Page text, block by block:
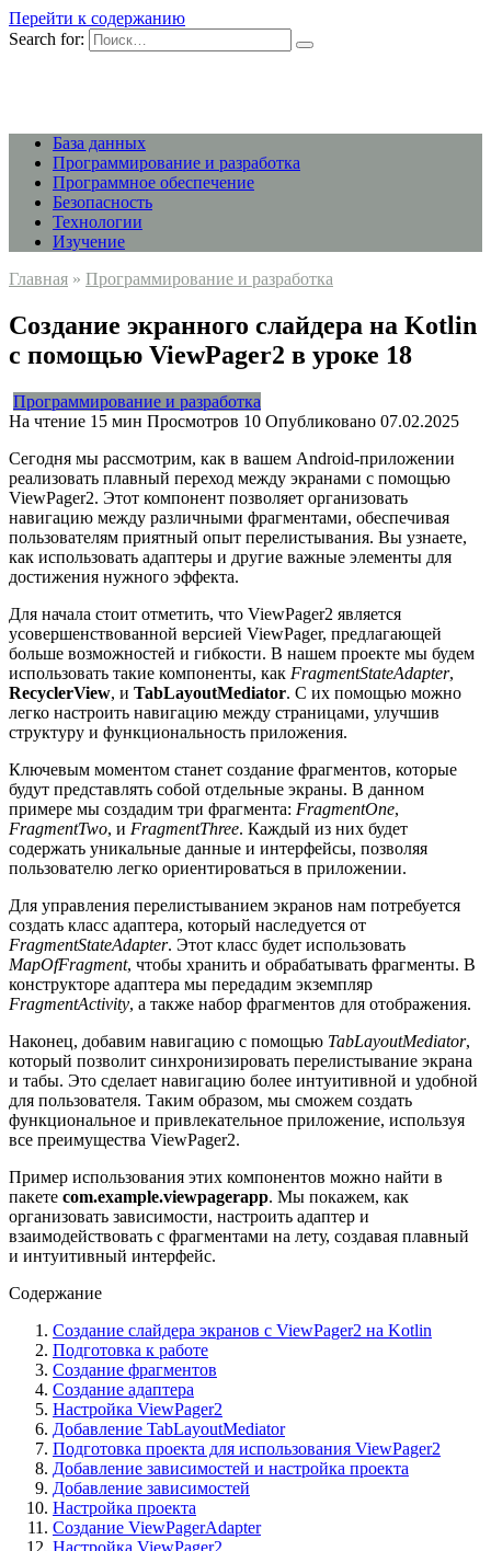
Перейти к содержанию
Search for:
База данных
Программирование и разработка
Программное обеспечение
Безопасность
Технологии
Изучение
Главная » Программирование и разработка
Создание экранного слайдера на Kotlin
с помощью ViewPager2 в уроке 18
Программирование и разработка
На чтение 15 мин Просмотров 10 Опубликовано 07.02.2025
Сегодня мы рассмотрим, как в вашем Android-приложении
реализовать плавный переход между экранами с помощью
ViewPager2. Этот компонент позволяет организовать
навигацию между различными фрагментами, обеспечивая
пользователям приятный опыт перелистывания. Вы узнаете,
как использовать адаптеры и другие важные элементы для
достижения нужного эффекта.
Для начала стоит отметить, что ViewPager2 является
усовершенствованной версией ViewPager, предлагающей
больше возможностей и гибкости. В нашем проекте мы будем
использовать такие компоненты, как FragmentStateAdapter,
RecyclerView, и TabLayoutMediator. С их помощью можно
легко настроить навигацию между страницами, улучшив
структуру и функциональность приложения.
Ключевым моментом станет создание фрагментов, которые
будут представлять собой отдельные экраны. В данном
примере мы создадим три фрагмента: FragmentOne,
FragmentTwo, и FragmentThree. Каждый из них будет
содержать уникальные данные и интерфейсы, позволяя
пользователю легко ориентироваться в приложении.
Для управления перелистыванием экранов нам потребуется
создать класс адаптера, который наследуется от
FragmentStateAdapter. Этот класс будет использовать
MapOfFragment, чтобы хранить и обрабатывать фрагменты. В
конструкторе адаптера мы передадим экземпляр
FragmentActivity, а также набор фрагментов для отображения.
Наконец, добавим навигацию с помощью TabLayoutMediator,
который позволит синхронизировать перелистывание экрана
и табы. Это сделает навигацию более интуитивной и удобной
для пользователя. Таким образом, мы сможем создать
функциональное и привлекательное приложение, используя
все преимущества ViewPager2.
Пример использования этих компонентов можно найти в
пакете com.example.viewpagerapp. Мы покажем, как
организовать зависимости, настроить адаптер и
взаимодействовать с фрагментами на лету, создавая плавный
и интуитивный интерфейс.
Содержание
Создание слайдера экранов с ViewPager2 на Kotlin
Подготовка к работе
Создание фрагментов
Создание адаптера
Настройка ViewPager2
Добавление TabLayoutMediator
Подготовка проекта для использования ViewPager2
Добавление зависимостей и настройка проекта
Добавление зависимостей
Настройка проекта
Создание ViewPagerAdapter
Настройка ViewPager2